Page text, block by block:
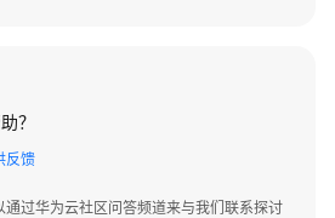
？
反馈
过华为云社区问答频道来与我们联系探讨